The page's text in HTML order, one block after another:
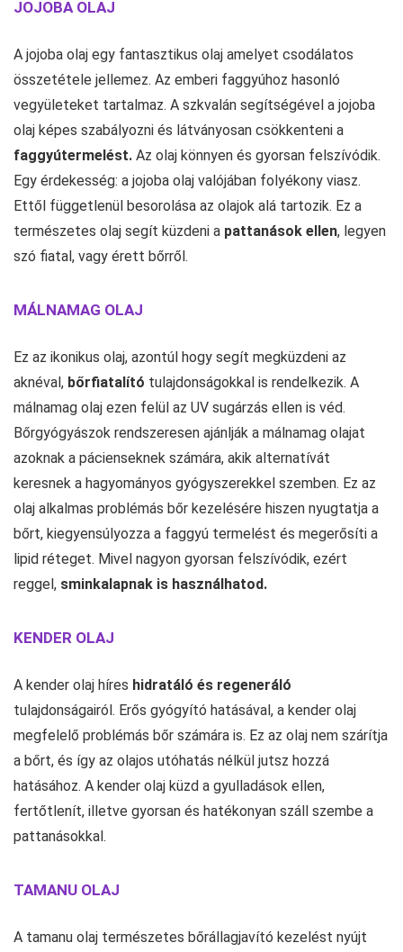
JOJOBA OLAJ
A jojoba olaj egy fantasztikus olaj amelyet csodálatos
összetétele jellemez. Az emberi faggyúhoz hasonló
vegyületeket tartalmaz. A szkvalán segítségével a jojoba
olaj képes szabályozni és látványosan csökkenteni a
faggyútermelést. Az olaj könnyen és gyorsan felszívódik.
Egy érdekesség: a jojoba olaj valójában folyékony viasz.
Ettől függetlenül besorolása az olajok alá tartozik. Ez a
természetes olaj segít küzdeni a pattanások ellen, legyen
szó fiatal, vagy érett bőrről.
MÁLNAMAG OLAJ
Ez az ikonikus olaj, azontúl hogy segít megküzdeni az
aknéval, bőrfiatalító tulajdonságokkal is rendelkezik. A
málnamag olaj ezen felül az UV sugárzás ellen is véd.
Bőrgyógyászok rendszeresen ajánlják a málnamag olajat
azoknak a pácienseknek számára, akik alternatívát
keresnek a hagyományos gyógyszerekkel szemben. Ez az
olaj alkalmas problémás bőr kezelésére hiszen nyugtatja a
bőrt, kiegyensúlyozza a faggyú termelést és megerősíti a
lipid réteget. Mivel nagyon gyorsan felszívódik, ezért
reggel, sminkalapnak is használhatod.
KENDER OLAJ
A kender olaj híres hidratáló és regeneráló
tulajdonságairól. Erős gyógyító hatásával, a kender olaj
megfelelő problémás bőr számára is. Ez az olaj nem szárítja
a bőrt, és így az olajos utóhatás nélkül jutsz hozzá
hatásához. A kender olaj küzd a gyulladások ellen,
fertőtlenít, illetve gyorsan és hatékonyan száll szembe a
pattanásokkal.
TAMANU OLAJ
A tamanu olaj természetes bőrállagjavító kezelést nyújt